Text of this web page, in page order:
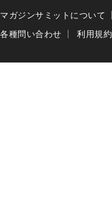
マガジンサミットについて
各種問い合わせ
利用規約